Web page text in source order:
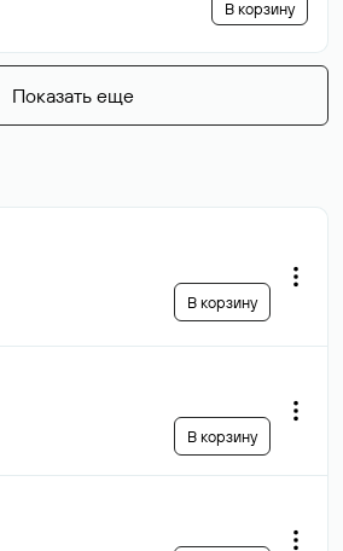
В корзину
Показать еще
В корзину
В корзину